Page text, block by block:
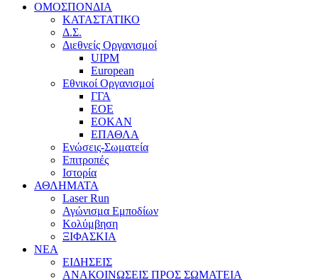
ΟΜΟΣΠΟΝΔΙΑ
ΚΑΤΑΣΤΑΤΙΚΟ
Δ.Σ.
Διεθνείς Οργανισμοί
UIPM
European
Εθνικοί Οργανισμοί
ΓΓΑ
ΕΟΕ
ΕΟΚΑΝ
ΕΠΑΘΛΑ
Ενώσεις-Σωματεία
Επιτροπές
Ιστορία
ΑΘΛΗΜΑΤΑ
Laser Run
Αγώνισμα Εμποδίων
Κολύμβηση
ΞΙΦΑΣΚΙΑ
NEA
ΕΙΔΗΣΕΙΣ
ΑΝΑΚΟΙΝΩΣΕΙΣ ΠΡΟΣ ΣΩΜΑΤΕΙΑ